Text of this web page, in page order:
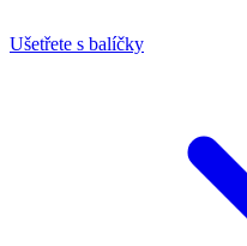
Ušetřete s balíčky